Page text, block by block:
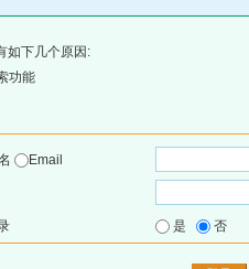
如下几个原因:
功能
Email
是 否